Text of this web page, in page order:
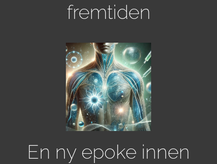
fremtiden
En ny epoke innen